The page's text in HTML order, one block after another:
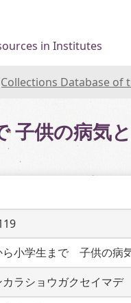
in Institutes
Database
子供の病気
小学生まで　子供の病
ラショウガクセイマデ